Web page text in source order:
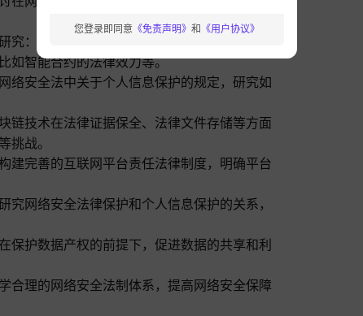
：研究区块链技术在知识产权保护中的应用
如智能合约的法律效力等。
络安全法中关于个人信息保护的规定，研究如
链技术在法律证据保全、法律文件存储等方面
挑战。
建完善的互联网平台责任法律制度，明确平台
网络安全法律保护和个人信息保护的关系，
保护数据产权的前提下，促进数据的共享和利
合理的网络安全法制体系，提高网络安全保障
您登录即同意 《免责声明》 和 《用户协议》